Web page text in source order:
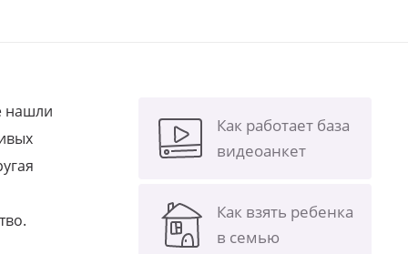
нашли
Как работает база
видеоанкет
Как взять ребенка
в семью